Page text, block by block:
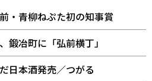
・青柳ねぷた初の知事賞
鍛冶町に「弘前横丁」
日本酒発売／つがる